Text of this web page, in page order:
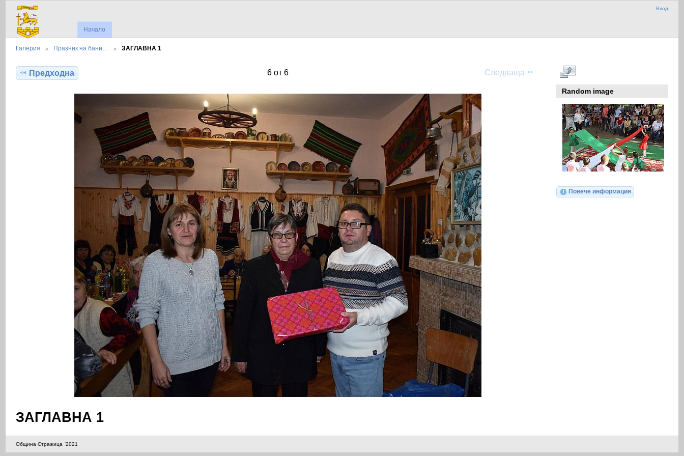
Вход
Начало
Галерия Празник на бани… ЗАГЛАВНА 1
Предходна 6 от 6 Следваща
ЗАГЛАВНА 1
Random image
Повече информация
Община Стражица `2021